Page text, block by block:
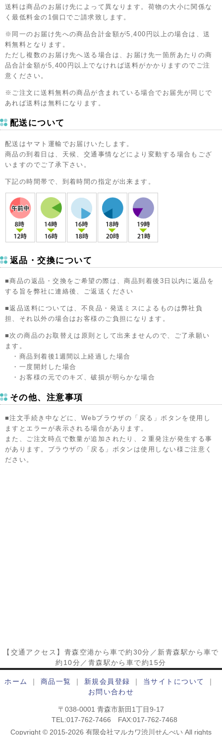
送料は商品のお届け先によって異なります。荷物の大小に関係な
く最低料金の1個口でご請求致します。
※同一のお届け先への商品合計金額が5,400円以上の場合は、送
料無料となります。
ただし複数のお届け先へ送る場合は、お届け先一箇所あたりの商
品合計金額が5,400円以上でなければ送料がかかりますのでご注
意ください。
※ご注文に送料無料の商品が含まれている場合でお届先が同じで
あれば送料は無料になります。
配送について
配送はヤマト運輸でお届けいたします。
商品の到着日は、天候、交通事情などにより変動する場合もござ
いますのでご了承下さい。
下記の時間帯で、到着時間の指定が出来ます。
返品・交換について
■商品の返品・交換をご希望の際は、商品到着後3日以内に返品を
する旨を弊社に連絡後、ご返送ください
■返品送料については、不良品・発送ミスによるものは弊社負
担、それ以外の場合はお客様のご負担になります。
■次の商品のお取替えは原則として出来ませんので、ご了承願い
ます。
・商品到着後1週間以上経過した場合
・一度開封した場合
・お客様の元でのキズ、破損が明らかな場合
その他、注意事項
■注文手続き中などに、Webブラウザの「戻る」ボタンを使用し
ますとエラーが表示される場合があります。
また、ご注文時点で数量が追加されたり、２重発注が発生する事
があります。ブラウザの「戻る」ボタンは使用しない様ご注意く
ださい。
【交通アクセス】青森空港から車で約30分／新青森駅から車で
約10分／青森駅から車で約15分
ホーム ｜ 商品一覧 ｜ 新規会員登録 ｜ 当サイトについて
｜
お問い合わせ
〒038-0001 青森市新田1丁目9-17
TEL:017-762-7466 FAX:017-762-7468
Copyright © 2015-2026 有限会社マルカワ渋川せんべい All rights